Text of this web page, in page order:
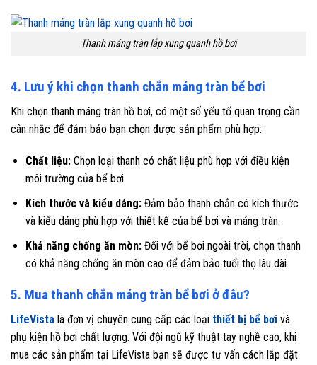
Thanh máng tràn lắp xung quanh hồ bơi
4. Lưu ý khi chọn thanh chắn máng tràn bể bơi
Khi chọn thanh máng tràn hồ bơi, có một số yếu tố quan trọng cần
cân nhắc để đảm bảo bạn chọn được sản phẩm phù hợp:
Chất liệu:Chọn loại thanh có chất liệu phù hợp với điều kiện
môi trường của bể bơi
Kích thước và kiểu dáng: Đảm bảo thanh chắn có kích thước
và kiểu dáng phù hợp với thiết kế của bể bơi và máng tràn.
Khả năng chống ăn mòn: Đối với bể bơi ngoài trời, chọn thanh
có khả năng chống ăn mòn cao để đảm bảo tuổi thọ lâu dài.
5. Mua thanh chắn máng tràn bể bơi ở đâu?
LifeVista là đơn vị chuyên cung cấp các loại thiết bị bể bơi và
phụ kiện hồ bơi chất lượng. Với đội ngũ kỹ thuật tay nghề cao, khi
mua các sản phẩm tại LifeVista bạn sẽ được tư vấn cách lắp đặt